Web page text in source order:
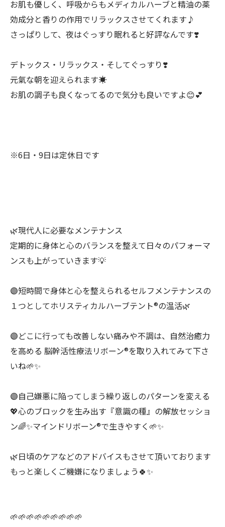
お肌も優しく、呼吸からもメディカルハーブと精油の薬
効成分と香りの作用でリラックスさせてくれます♪
さっぱりして、夜はぐっすり眠れると好評なんです❣️
デトックス・リラックス・そしてぐっすり❣️
元氣な朝を迎えられます☀️
お肌の調子も良くなってるので気分も良いですよ😊💕
※6日・9日は定休日です
🌿現代人に必要なメンテナンス
定期的に身体と心のバランスを整えて日々のパフォーマ
ンスも上がっていきます💡
🟣短時間で身体と心を整えられるセルフメンテナンスの
１つとしてホリスティカルハーブテント®︎の温活🌿
🟣どこに行っても改善しない痛みや不調は、自然治癒力
を高める 脳幹活性療法リボーン®︎を取り入れてみて下さ
いね🌱✨
🟣自己嫌悪に陥ってしまう繰り返しのパターンを変える
💖心のブロックを生み出す『意識の種』の解放セッショ
ン🌈✨マインドリボーン®︎で生きやすく🌱✨
🌿日頃のケアなどのアドバイスもさせて頂いております
もっと楽しくご機嫌になりましょう🍀✨
🌱🌱🌱🌱🌱🌱🌱🌱🌱